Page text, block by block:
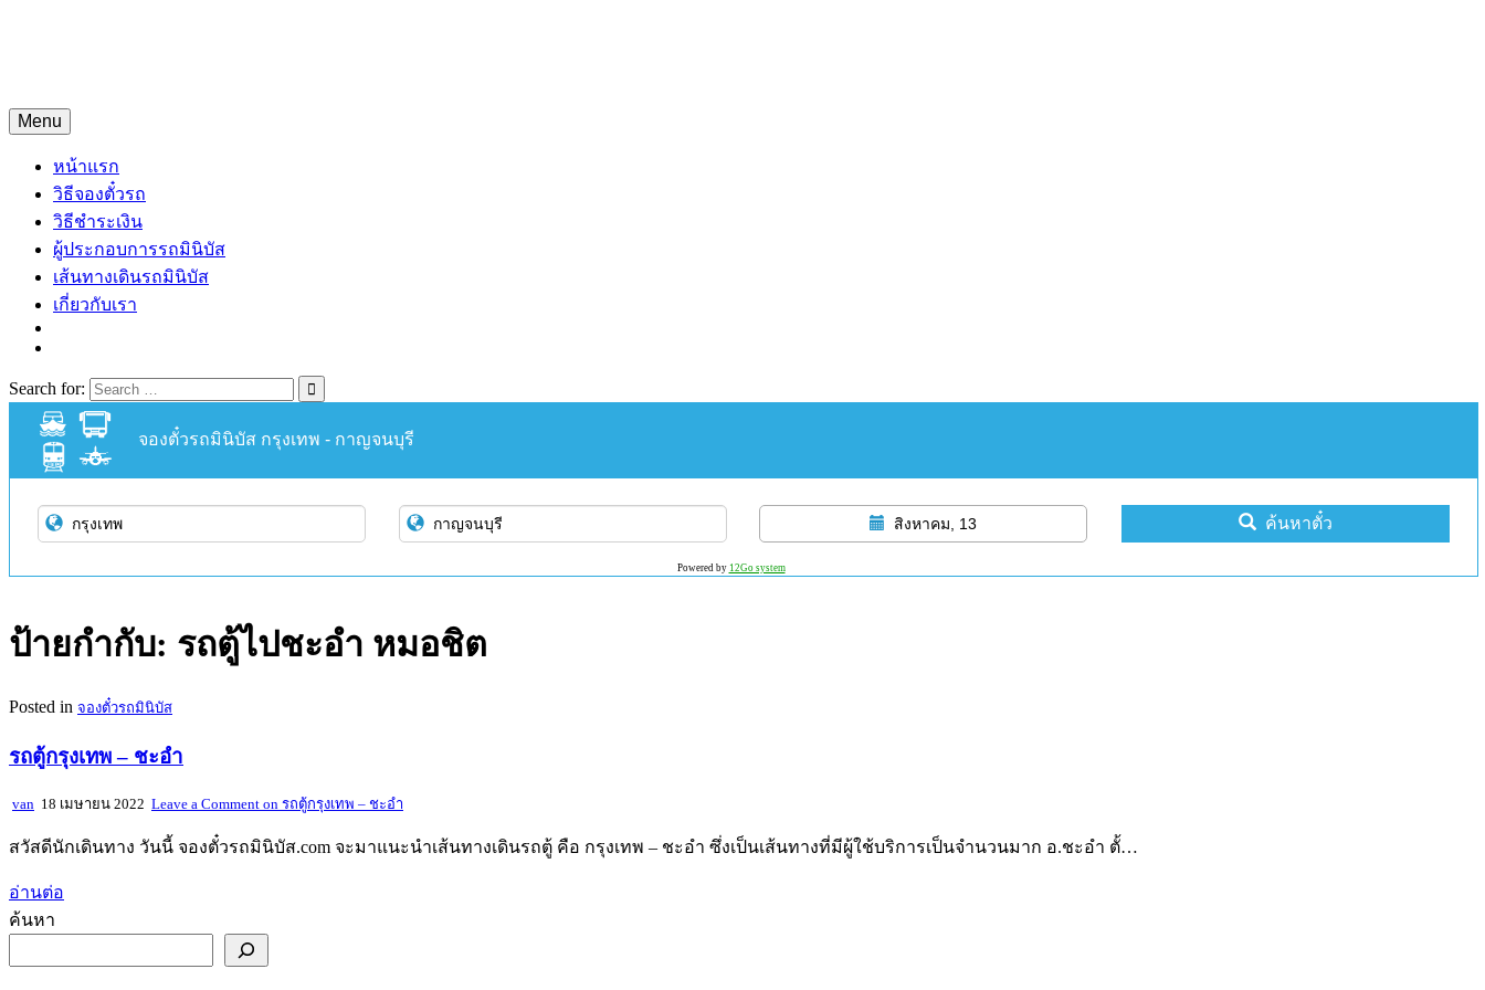
Menu
หน้าแรก
วิธีจองตั๋วรถ
วิธีชำระเงิน
ผู้ประกอบการรถมินิบัส
เส้นทางเดินรถมินิบัส
เกี่ยวกับเรา
Search for:
จองตั๋วรถมินิบัส กรุงเทพ - กาญจนบุรี
สิงหาคม, 13 ค้นหาตั๋ว
Powered by 12Go system
ป้ายกำกับ: รถตู้ไปชะอำ หมอชิต
Posted in จองตั๋วรถมินิบัส
รถตู้กรุงเทพ – ชะอำ
van 18 เมษายน 2022 Leave a Comment on รถตู้กรุงเทพ – ชะอำ
สวัสดีนักเดินทาง วันนี้ จองตั๋วรถมินิบัส.com จะมาแนะนำเส้นทางเดินรถตู้ คือ กรุงเทพ – ชะอำ ซึ่งเป็นเส้นทางที่มีผู้ใช้บริการเป็นจำนวนมาก อ.ชะอำ ตั้…
อ่านต่อ
ค้นหา